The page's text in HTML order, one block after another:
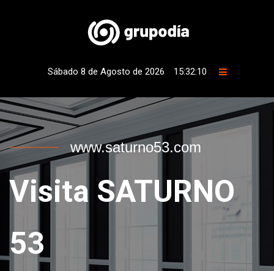
Sábado 8 de Agosto de 2026 15:32:10
www.saturno53.com
Visita SATURNO
53